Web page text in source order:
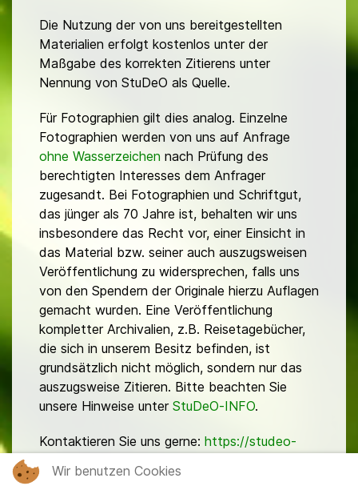
Die Nutzung der von uns bereitgestellten
Materialien erfolgt kostenlos unter der
Maßgabe des korrekten Zitierens unter
Nennung von StuDeO als Quelle.
Für Fotographien gilt dies analog. Einzelne
Fotographien werden von uns auf Anfrage
ohne Wasserzeichen nach Prüfung des
berechtigten Interesses dem Anfrager
zugesandt. Bei Fotographien und Schriftgut,
das jünger als 70 Jahre ist, behalten wir uns
insbesondere das Recht vor, einer Einsicht in
das Material bzw. seiner auch auszugsweisen
Veröffentlichung zu widersprechen, falls uns
von den Spendern der Originale hierzu Auflagen
gemacht wurden. Eine Veröffentlichung
kompletter Archivalien, z.B. Reisetagebücher,
die sich in unserem Besitz befinden, ist
grundsätzlich nicht möglich, sondern nur das
auszugsweise Zitieren. Bitte beachten Sie
unsere Hinweise unter StuDeO-INFO.
Kontaktieren Sie uns gerne: https://studeo-
Wir benutzen Cookies